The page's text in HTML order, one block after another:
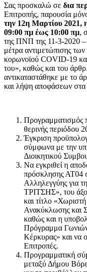
Σας προσκαλώ σε δια
Επιτροπής, παρουσία
την 12η Μαρτίου 2021,
09:00 πμ έως 10:00 πμ,
της ΠΝΠ της 11-3-2020
μέτρα αντιμετώπισης
κορωνοϊού COVID-19
του», καθώς και του
αντικαταστάθηκε με το
και λήψη αποφάσεων
Προγραμματισμός
θερινής περιόδου
Έγκριση
σύμφωνα με την
Διοικητικού
Να εγκριθεί η
πρόσκλησης ΑΤ04
Αλληλεγγύης για
ΤΡΙΤΣΗΣ», του
και τίτλο
Ανακύκλωσης και
καθώς και η
Πρόγραμμα
Κέρκυρας» και να
Επιτροπές.
Προγραμματική
μεταξύ Δήμου